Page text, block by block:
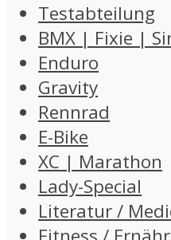
Testabteilung
BMX | Fixie |
Enduro
Gravity
Rennrad
E-Bike
XC | Marathon
Lady-Special
Literatur /